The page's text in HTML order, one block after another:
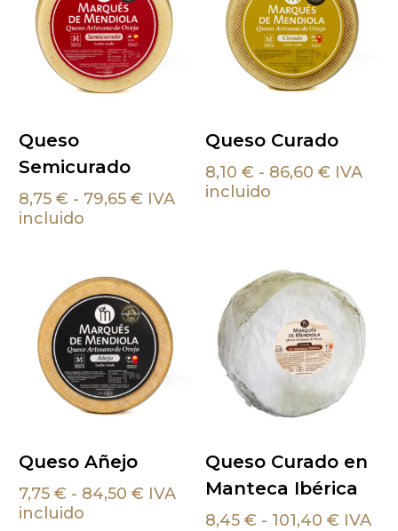
Opciones
producto
tiene
múltiples
variantes.
pueden
elegir
producto
Queso
Semicurado
8,75€ - 79,65€ Rango
hasta
79,65 €
IVA
incluido
Seleccionar
Opciones
producto
tiene
múltiples
pueden
elegir
en
página
producto
Queso Curado
8,10€ - 86,60€ Rango
86,60 €
IVA
incluido
Seleccionar
Opciones
producto
tiene
múltiples
Queso Añejo
7,75€ - 84,50€ Rango
IVA
incluido
Opciones
producto
tiene
múltiples
Queso Curado en
Manteca Ibérica
8,45€ - 101,40€ Rango
IVA